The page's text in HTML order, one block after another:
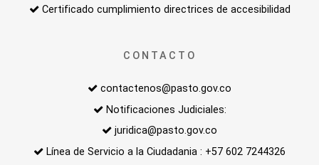
Certificado cumplimiento directrices de accesibilidad
CONTACTO
contactenos@pasto.gov.co
Notificaciones Judiciales:
juridica@pasto.gov.co
Línea de Servicio a la Ciudadania : +57 602 7244326